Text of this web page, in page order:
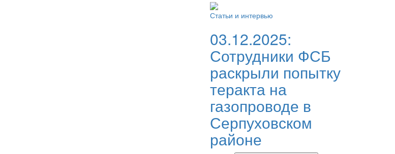
Статьи и интервью
03.12.2025:
Сотрудники ФСБ
раскрыли попытку
теракта на
газопроводе в
Серпуховском
районе